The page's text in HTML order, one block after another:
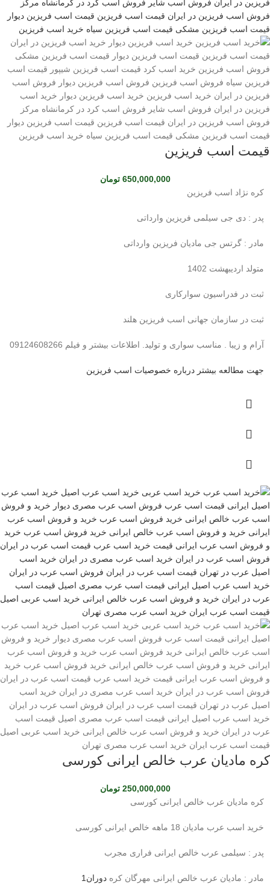
قیمت اسب فریزین
650,000,000 تومان
کره نژاد اسب فریزین
پدر : دی جی سیلمی فریزین وارداتی
مادر : گرتس جی مادیان فریزین وارداتی
متولد اردیبهشت 1402
ثبت در فدراسیون سوارکاری
ثبت در سازمان جهانی اسب فریزین هلند
آرام و زیبا . مناسب سواری و تولید. اطلاعات بیشتر و فیلم 09124608266
جهت مطالعه بیشتر درباره خصوصیات اسب فریزین
کره مادیان عرب خالص ایرانی کورسی
250,000,000 تومان
کره مادیان عرب خالص ایرانی کورسی
خرید اسب عرب مادیان 18 ماهه خالص ایرانی کورسی
پدر : سیلمی عرب خالص ایرانی فراری مجرب
مادر : مادیان عرب خالص ایرانی مهرگان کره دوران1